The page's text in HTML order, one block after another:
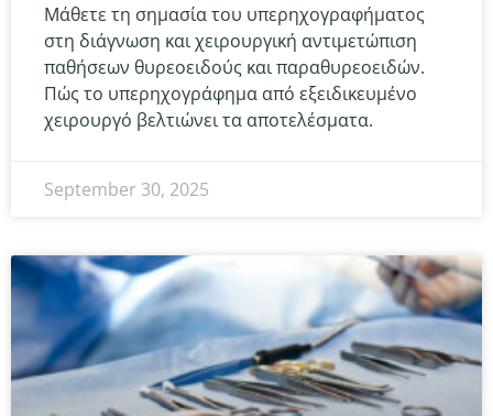
Μάθετε τη σημασία του υπερηχογραφήματος
στη διάγνωση και χειρουργική αντιμετώπιση
παθήσεων θυρεοειδούς και παραθυρεοειδών.
Πώς το υπερηχογράφημα από εξειδικευμένο
χειρουργό βελτιώνει τα αποτελέσματα.
September 30, 2025